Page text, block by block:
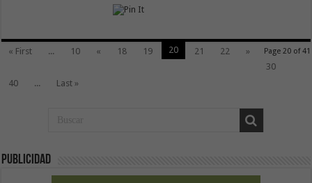
Page 20 of 41
« First ... 10 « 18 19 20 21 22
»
30
40
... Last »
Publicidad